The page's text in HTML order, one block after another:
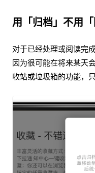
用「归档」不用「
对于已经处理或阅读完
因为很可能在将来某天
收站或垃圾箱的功能，